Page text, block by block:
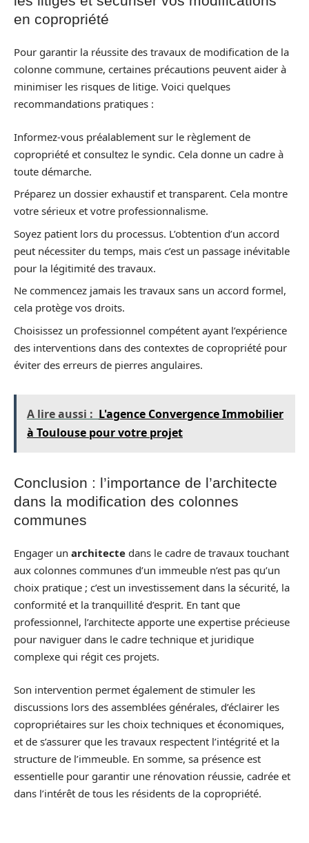
en copropriété
Pour garantir la réussite des travaux de modification de la
colonne commune, certaines précautions peuvent aider à
minimiser les risques de litige. Voici quelques
recommandations pratiques :
Informez-vous préalablement sur le règlement de
copropriété et consultez le syndic. Cela donne un cadre à
toute démarche.
Préparez un dossier exhaustif et transparent. Cela montre
votre sérieux et votre professionnalisme.
Soyez patient lors du processus. L’obtention d’un accord
peut nécessiter du temps, mais c’est un passage inévitable
pour la légitimité des travaux.
Ne commencez jamais les travaux sans un accord formel,
cela protège vos droits.
Choisissez un professionnel compétent ayant l’expérience
des interventions dans des contextes de copropriété pour
éviter des erreurs de pierres angulaires.
A lire aussi : L'agence Convergence Immobilier
à Toulouse pour votre projet
Conclusion : l’importance de l’architecte
dans la modification des colonnes
communes
Engager un architecte dans le cadre de travaux touchant
aux colonnes communes d’un immeuble n’est pas qu’un
choix pratique ; c’est un investissement dans la sécurité, la
conformité et la tranquillité d’esprit. En tant que
professionnel, l’architecte apporte une expertise précieuse
pour naviguer dans le cadre technique et juridique
complexe qui régit ces projets.
Son intervention permet également de stimuler les
discussions lors des assemblées générales, d’éclairer les
copropriétaires sur les choix techniques et économiques,
et de s’assurer que les travaux respectent l’intégrité et la
structure de l’immeuble. En somme, sa présence est
essentielle pour garantir une rénovation réussie, cadrée et
dans l’intérêt de tous les résidents de la copropriété.